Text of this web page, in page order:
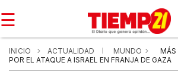
☰
INICIO ACTUALIDAD MUNDO
MÁS
POR EL ATAQUE A ISRAEL EN FRANJA DE GAZA